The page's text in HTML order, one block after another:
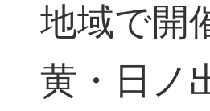
地域で開
黄・日ノ